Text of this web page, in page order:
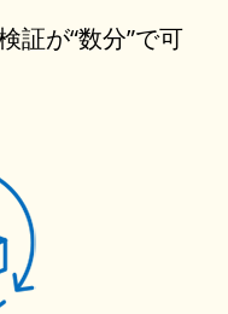
証が“数分”で可